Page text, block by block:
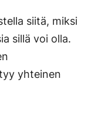
siitä, miksi
sillä voi olla.
yhteinen